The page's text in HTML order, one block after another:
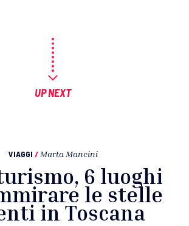
UP NEXT
VIAGGI / Marta Mancini
6 luoghi
le stelle
in Toscana